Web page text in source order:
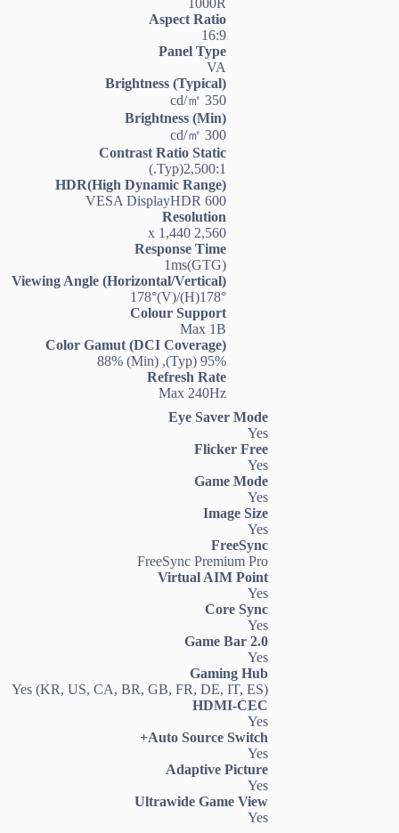
Aspect Ratio
16:9
Panel Type
VA
Brightness (Typical)
350 cd/㎡
Brightness (Min)
300 cd/㎡
Contrast Ratio Static
2,500:1(Typ.)
HDR(High Dynamic Range)
VESA DisplayHDR 600
Resolution
2,560 x 1,440
Response Time
1ms(GTG)
Viewing Angle (Horizontal/Vertical)
178°(H)/178°(V)
Colour Support
Max 1B
Color Gamut (DCI Coverage)
95% (Typ), 88% (Min)
Refresh Rate
Max 240Hz
Eye Saver Mode
Yes
Flicker Free
Yes
Game Mode
Yes
Image Size
Yes
FreeSync
FreeSync Premium Pro
Virtual AIM Point
Yes
Core Sync
Yes
Game Bar 2.0
Yes
Gaming Hub
Yes (KR, US, CA, BR, GB, FR, DE, IT, ES)
HDMI-CEC
Yes
Auto Source Switch+
Yes
Adaptive Picture
Yes
Ultrawide Game View
Yes